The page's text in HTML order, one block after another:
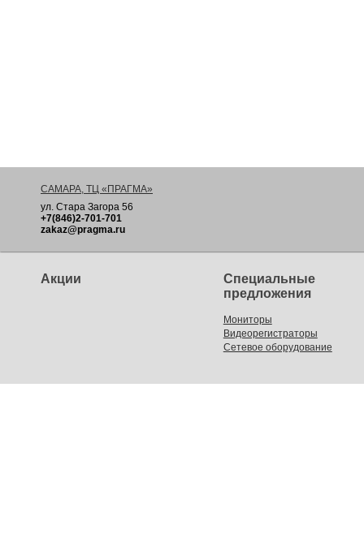
САМАРА, ТЦ «ПРАГМА»
ул. Стара Загора 56
+7(846)2-701-701
zakaz@pragma.ru
Акции
Специальные
предложения
Мониторы
Видеорегистраторы
Сетевое оборудование